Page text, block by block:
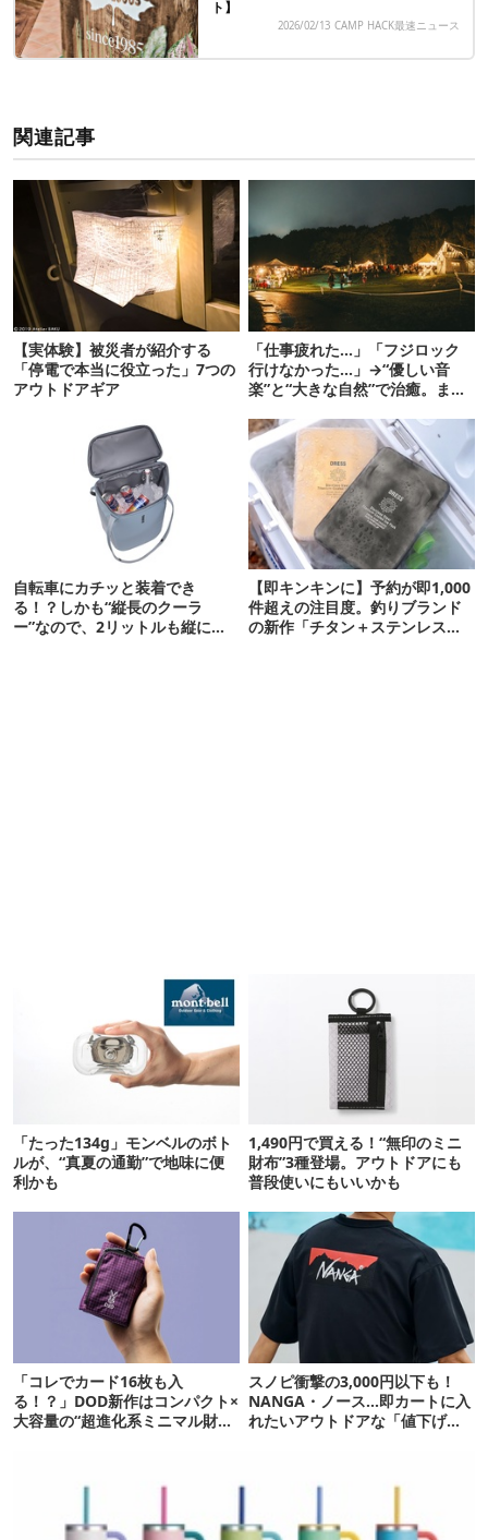
ト】
2026/02/13 CAMP HACK最速ニュース
関連記事
【実体験】被災者が紹介する
「停電で本当に役立った」7つの
アウトドアギア
「仕事疲れた…」「フジロック
行けなかった…」→“優しい音
楽”と“大きな自然”で治癒。まだ
自転車にカチッと装着でき
る！？しかも“縦長のクーラ
ー”なので、2リットルも縦に入
【即キンキンに】予約が即1,000
件超えの注目度。釣りブランド
の新作「チタン＋ステンレスの
「たった134g」モンベルのボト
ルが、“真夏の通勤”で地味に便
利かも
1,490円で買える！“無印のミニ
財布”3種登場。アウトドアにも
普段使いにもいいかも
「コレでカード16枚も入
る！？」DOD新作はコンパクト×
大容量の“超進化系ミニマル財
スノピ衝撃の3,000円以下も！
NANGA・ノース…即カートに入
れたいアウトドアな「値下げ夏